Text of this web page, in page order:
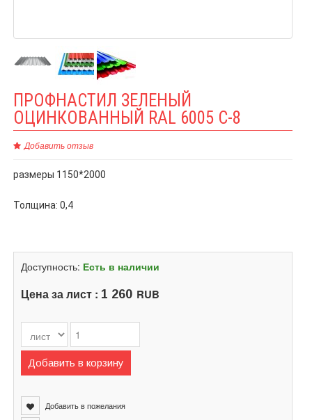
ПРОФНАСТИЛ ЗЕЛЕНЫЙ
ОЦИНКОВАННЫЙ RAL 6005 C-8
Добавить отзыв
размеры 1150*2000
Толщина: 0,4
Доступность: Есть в наличии
Цена за лист : 1 260 RUB
Добавить в корзину
Добавить в пожелания